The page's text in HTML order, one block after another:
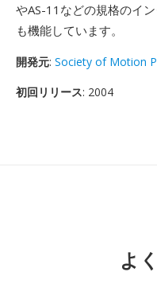
やAS-11などの規格のイ
も機能しています。
開発元: Society of Motion
初回リリース: 2004
よ